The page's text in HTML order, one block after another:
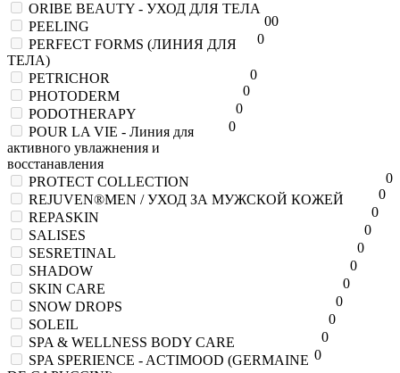
0
ORIBE BEAUTY - УХОД ДЛЯ ТЕЛА
0
PEELING
0
PERFECT FORMS (ЛИНИЯ ДЛЯ
ТЕЛА)
0
PETRICHOR
0
PHOTODERM
0
PODOTHERAPY
0
POUR LA VIE - Линия для
активного увлажнения и
восстанавления
0
PROTECT COLLECTION
0
REJUVEN®MEN / УХОД ЗА МУЖСКОЙ КОЖЕЙ
0
REPASKIN
0
SALISES
0
SESRETINAL
0
SHADOW
0
SKIN CARE
0
SNOW DROPS
0
SOLEIL
0
SPA & WELLNESS BODY CARE
0
SPA SPERIENCE - ACTIMOOD (GERMAINE